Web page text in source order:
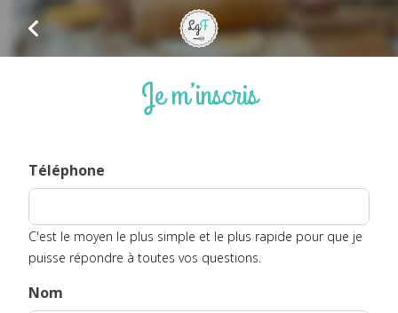
Je m’inscris
Téléphone
C'est le moyen le plus simple et le plus rapide pour que je
puisse répondre à toutes vos questions.
Nom